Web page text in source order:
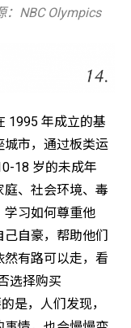
：NBC Olympics
1995 年成立的基
城市，通过板类运
18 岁的未成年
庭、社会环境、毒
学习如何尊重他
自豪，帮助他们
有路可以走，看
选择购买
是，人们发现，